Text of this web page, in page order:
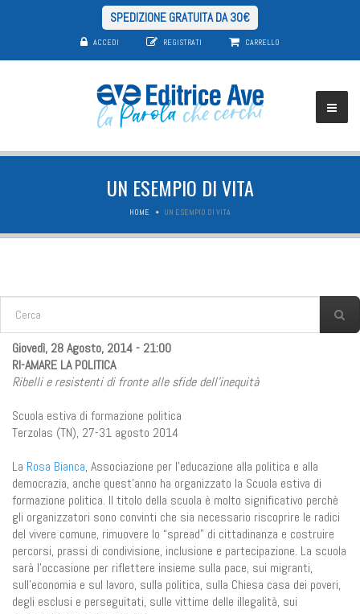
SPEDIZIONE GRATUITA DA 30€
ACCEDI REGISTRATI CARRELLO
UN ESEMPIO DI VITA
HOME UN ESEMPIO DI VITA
FORM DI RICERCA
Giovedì, 28 Agosto, 2014 - 21:00
RI-AMARE LA POLITICA
Ribelli e resistenti di fronte alle sfide dell’inequità
Scuola estiva di formazione politica
Terzolas (TN), 27-31 agosto 2014
La Rosa Bianca, Associazione per l'educazione alla politica e alla
democrazia, anche quest'anno ha organizzato la Scuola estiva di
formazione politica. Il titolo della scuola è molto significativo perchè
gli organizzatori sono convinti che sia necessario riscoprire le radici
del vivere comune, rimuovere lo “spread” di cittadinanza e costruire
percorsi, prassi di condivisione, inclusione e partecipazione. La scuola
sarà l’occasione per riflettere insieme sulla pace, sui migranti,
sull’economia e sul lavoro, sulla politica, sulla Chiesa casa dei poveri,
degli esclusi e perseguitati, sulle vittime delle illegalità, sui